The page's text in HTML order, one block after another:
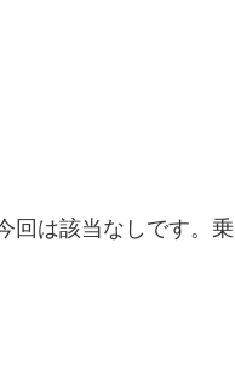
回は該当なしです。